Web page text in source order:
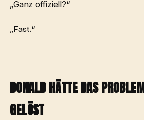
„Ganz offiziell?“
„Fast.“
DONALD HÄTTE DAS
GELÖST